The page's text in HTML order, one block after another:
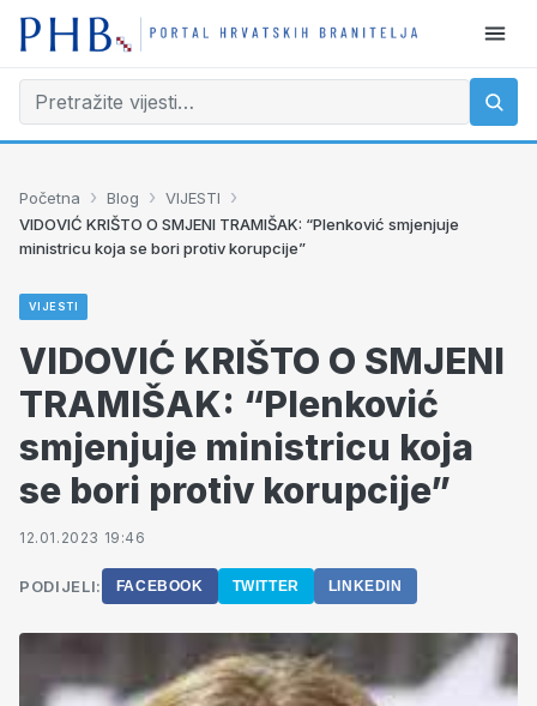
Početna › Blog › VIJESTI ›
VIDOVIĆ KRIŠTO O SMJENI TRAMIŠAK: “Plenković smjenjuje
ministricu koja se bori protiv korupcije”
VIJESTI
VIDOVIĆ KRIŠTO O SMJENI
TRAMIŠAK: “Plenković
smjenjuje ministricu koja
se bori protiv korupcije”
12.01.2023 19:46
PODIJELI: FACEBOOK TWITTER LINKEDIN